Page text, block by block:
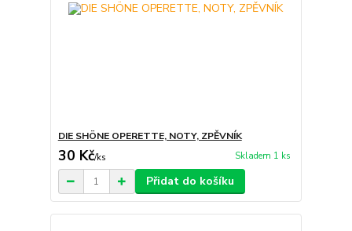
DIE SHÖNE OPERETTE, NOTY, ZPĚVNÍK
30 Kč/ks Skladem 1 ks
Přidat do košíku